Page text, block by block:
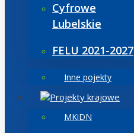
Cyfrowe
Lubelskie
FELU 2021-2027
Inne pojekty
Projekty krajowe
MKiDN